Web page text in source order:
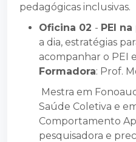
pedagógicas inclusivas.
Oficina 02 - PEI
a dia, estratégias
acompanhar o PEI
Formadora: Prof.
Mestra em
Saúde Coletiva e
Comportamento
pesquisadora e